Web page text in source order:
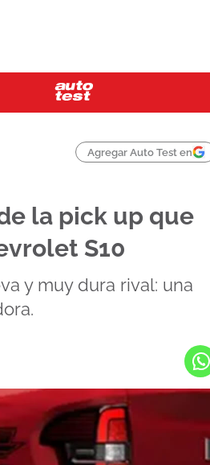
Agregar Auto Test en
la pick up que
S10
y muy dura rival: una